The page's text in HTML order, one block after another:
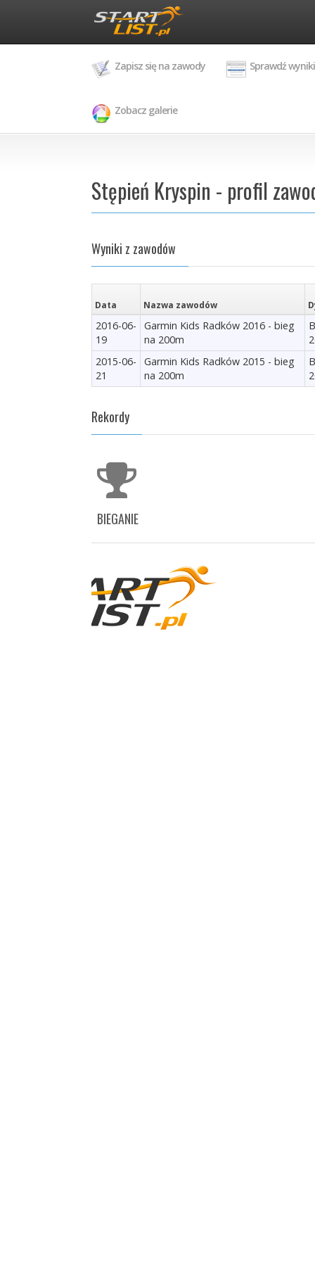
Zapisz się na zawody Sprawdź wyniki
Zobacz galerie
Stępień Kryspin - profil
Wyniki z zawodów
Data Nazwa zawodów
2016-06-
19
Garmin Kids Radków 2016 - bieg
na 200m
2015-06-
21
Garmin Kids Radków 2015 - bieg
na 200m
Rekordy
BIEGANIE